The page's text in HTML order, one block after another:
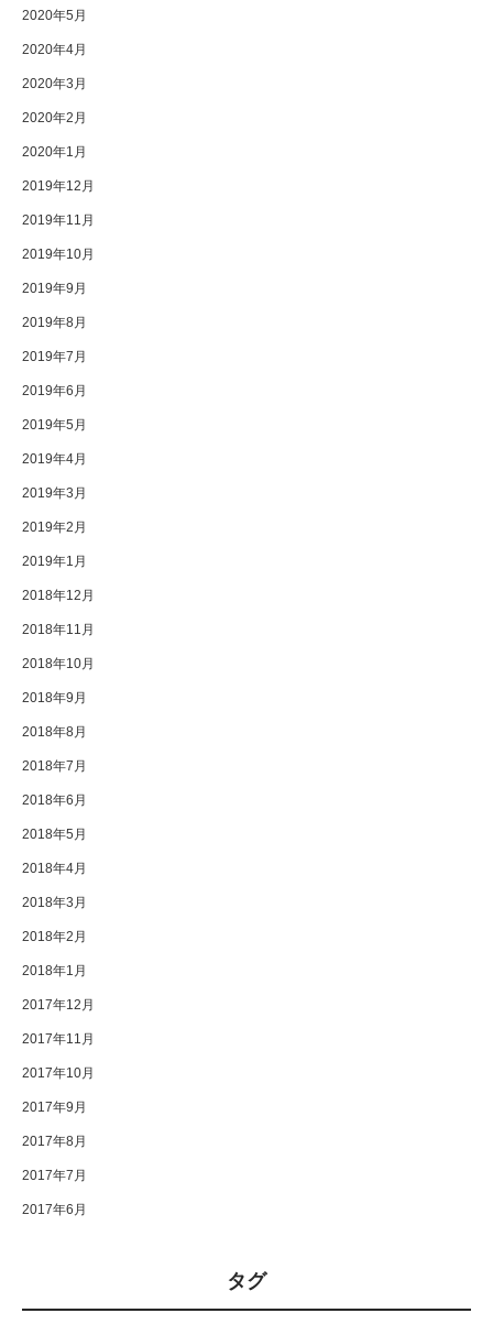
2020年5月
2020年4月
2020年3月
2020年2月
2020年1月
2019年12月
2019年11月
2019年10月
2019年9月
2019年8月
2019年7月
2019年6月
2019年5月
2019年4月
2019年3月
2019年2月
2019年1月
2018年12月
2018年11月
2018年10月
2018年9月
2018年8月
2018年7月
2018年6月
2018年5月
2018年4月
2018年3月
2018年2月
2018年1月
2017年12月
2017年11月
2017年10月
2017年9月
2017年8月
2017年7月
2017年6月
タグ